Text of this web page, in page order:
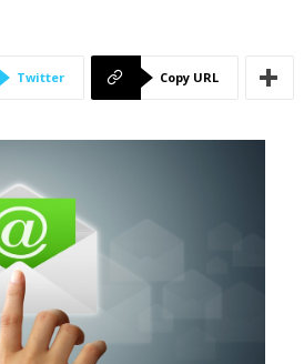
Twitter Copy URL